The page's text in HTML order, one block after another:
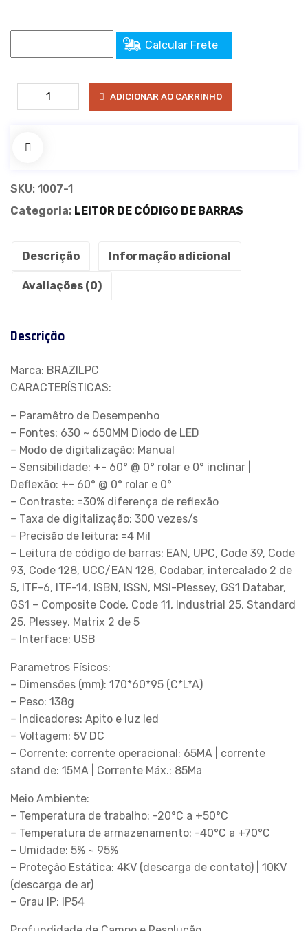
Calcular Frete
DE
C/FIO
BRAZIL-
B004A-
ADICIONAR AO CARRINHO
SKU: 1007-1
Categoria: LEITOR DE CÓDIGO DE BARRAS
Descrição Informação adicional
Avaliações (0)
Descrição
Marca: BRAZILPC
CARACTERÍSTICAS:
– Paramêtro de Desempenho
– Fontes: 630 ~ 650MM Diodo de LED
– Modo de digitalização: Manual
– Sensibilidade: +- 60° @ 0° rolar e 0° inclinar |
Deflexão: +- 60° @ 0° rolar e 0°
– Contraste: =30% diferença de reflexão
– Taxa de digitalização: 300 vezes/s
– Precisão de leitura: =4 Mil
– Leitura de código de barras: EAN, UPC, Code 39, Code
93, Code 128, UCC/EAN 128, Codabar, intercalado 2 de
5, ITF-6, ITF-14, ISBN, ISSN, MSI-Plessey, GS1 Databar,
GS1 – Composite Code, Code 11, Industrial 25, Standard
25, Plessey, Matrix 2 de 5
– Interface: USB
Parametros Físicos:
– Dimensões (mm): 170*60*95 (C*L*A)
– Peso: 138g
– Indicadores: Apito e luz led
– Voltagem: 5V DC
– Corrente: corrente operacional: 65MA | corrente
stand de: 15MA | Corrente Máx.: 85Ma
Meio Ambiente:
– Temperatura de trabalho: -20°C a +50°C
– Temperatura de armazenamento: -40°C a +70°C
– Umidade: 5% ~ 95%
– Proteção Estática: 4KV (descarga de contato) | 10KV
(descarga de ar)
– Grau IP: IP54